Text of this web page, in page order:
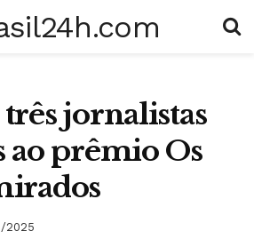
jornalistas
ao prêmio Os
2025